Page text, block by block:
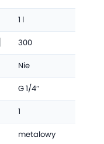
1 l
300
Nie
G 1/4″
1
metalowy